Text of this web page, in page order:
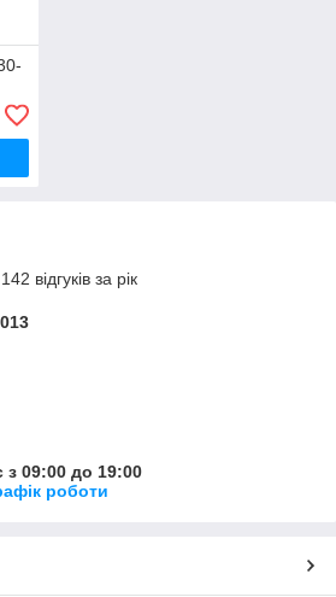
відгуків за рік
з 09:00 до 19:00
роботи